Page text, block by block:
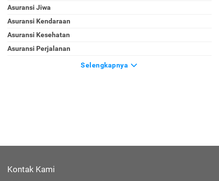
Asuransi Jiwa
Asuransi Kendaraan
Asuransi Kesehatan
Asuransi Perjalanan
Selengkapnya
Kontak Kami